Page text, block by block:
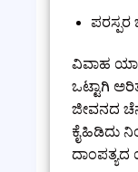
ವಿವಾಹ
ಒಟ್ಟಾಗಿ
ಜೀವನದ
ಕೈಹಿಡಿದು
ದಾಂಪತ್ಯದ